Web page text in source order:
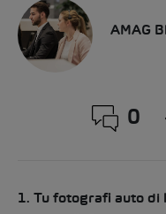
AMAG
0
1. Tu fotografi auto di